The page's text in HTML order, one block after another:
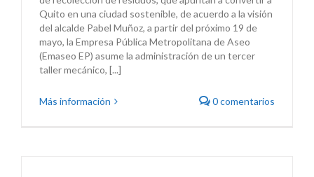
Quito en una ciudad sostenible, de acuerdo a la visión
del alcalde Pabel Muñoz, a partir del próximo 19 de
mayo, la Empresa Pública Metropolitana de Aseo
(Emaseo EP) asume la administración de un tercer
taller mecánico, [...]
Más información 0 comentarios